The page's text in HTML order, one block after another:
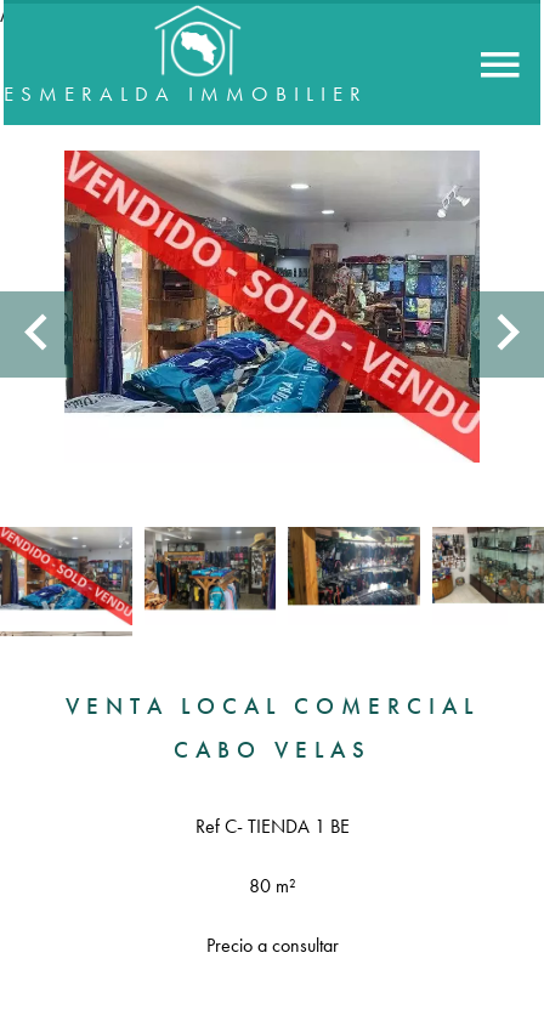
//accordeon
ESMERALDA IMMOBILIER
VENTA LOCAL COMERCIAL
CABO VELAS
Ref C- TIENDA 1 BE
80 m²
Precio a consultar